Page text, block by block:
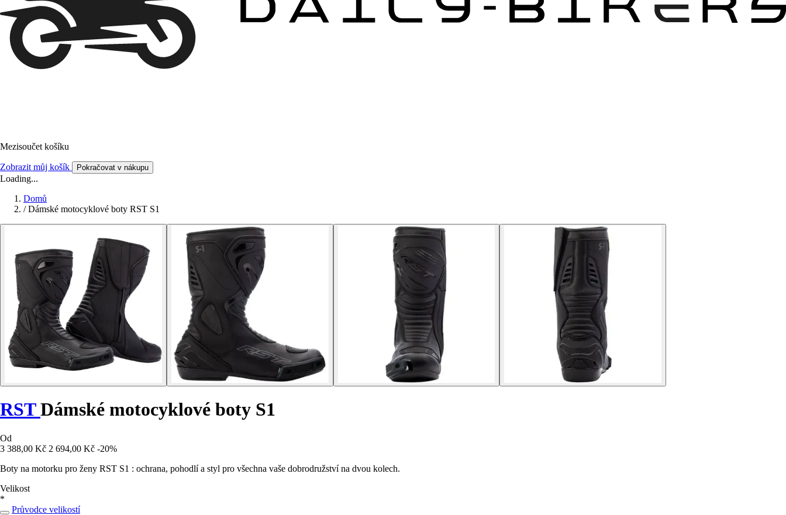
Mezisoučet košíku
Zobrazit můj košík Pokračovat v nákupu
Loading...
Domů
/ Dámské motocyklové boty RST S1
RSTDámské motocyklové boty S1
Od
3 388,00 Kč 2 694,00 Kč -20%
Boty na motorku pro ženy RST S1 : ochrana, pohodlí a styl pro všechna vaše dobrodružství na dvou kolech.
Velikost
*
Průvodce velikostí